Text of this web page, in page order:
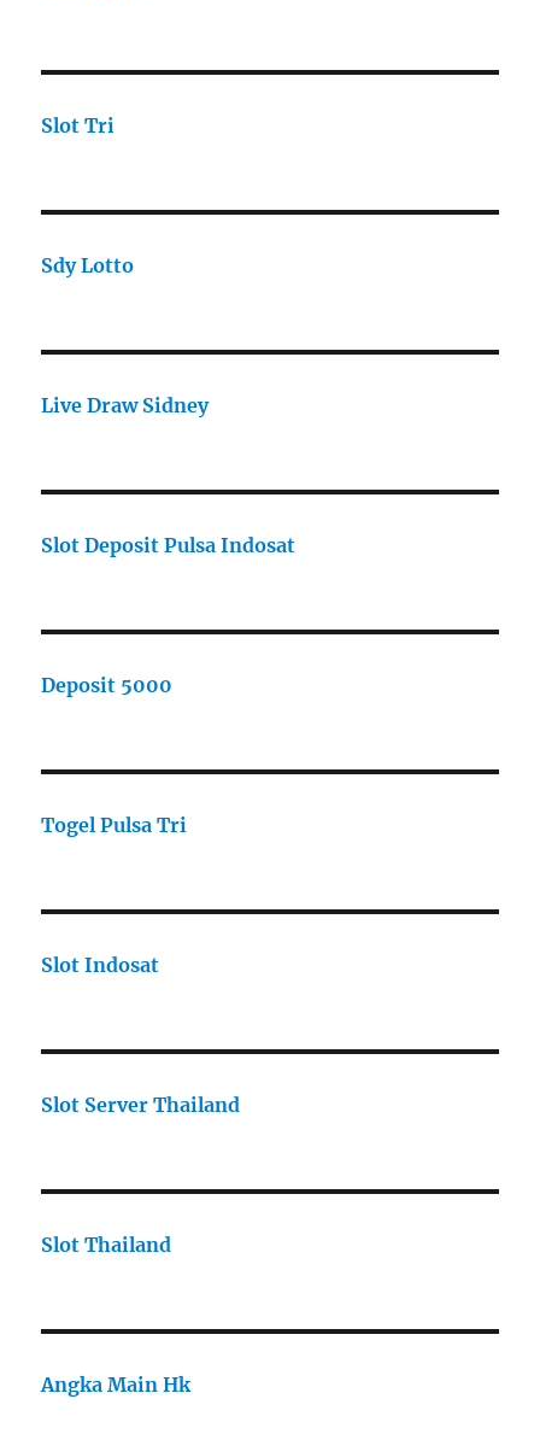
Slot Tri
Sdy Lotto
Live Draw Sidney
Slot Deposit Pulsa Indosat
Deposit 5000
Togel Pulsa Tri
Slot Indosat
Slot Server Thailand
Slot Thailand
Angka Main Hk